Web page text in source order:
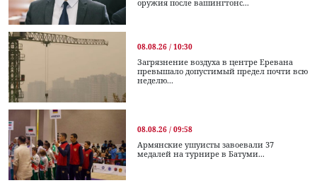
оружия после вашингтонс...
08.08.26 / 10:30
Загрязнение воздуха в центре Еревана
превышало допустимый предел почти всю
неделю...
08.08.26 / 09:58
Армянские ушуисты завоевали 37
медалей на турнире в Батуми...